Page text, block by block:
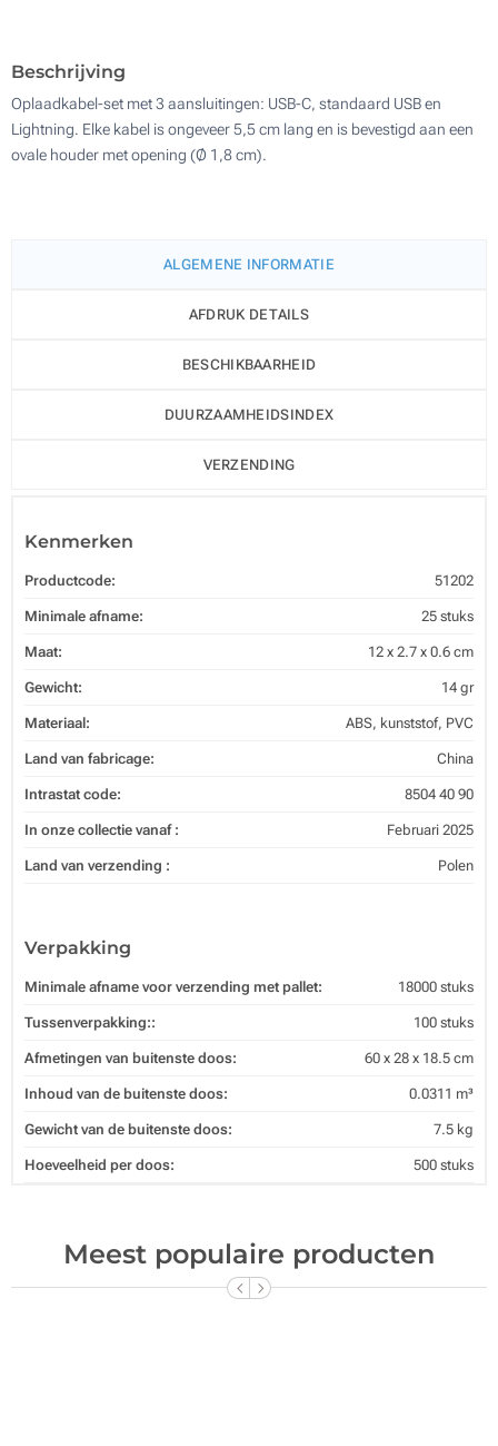
Beschrijving
Oplaadkabel-set met 3 aansluitingen: USB-C, standaard USB en
Lightning. Elke kabel is ongeveer 5,5 cm lang en is bevestigd aan een
ovale houder met opening (Ø 1,8 cm).
ALGEMENE INFORMATIE
AFDRUK DETAILS
BESCHIKBAARHEID
DUURZAAMHEIDSINDEX
VERZENDING
Kenmerken
Productcode: 51202
Minimale afname: 25 stuks
Maat: 12 x 2.7 x 0.6 cm
Gewicht: 14 gr
Materiaal: ABS, kunststof, PVC
Land van fabricage: China
Intrastat code: 8504 40 90
In onze collectie vanaf : Februari 2025
Land van verzending : Polen
Verpakking
Minimale afname voor verzending met pallet: 18000 stuks
Tussenverpakking:: 100 stuks
Afmetingen van buitenste doos: 60 x 28 x 18.5 cm
Inhoud van de buitenste doos: 0.0311 m³
Gewicht van de buitenste doos: 7.5 kg
Hoeveelheid per doos: 500 stuks
Meest populaire producten